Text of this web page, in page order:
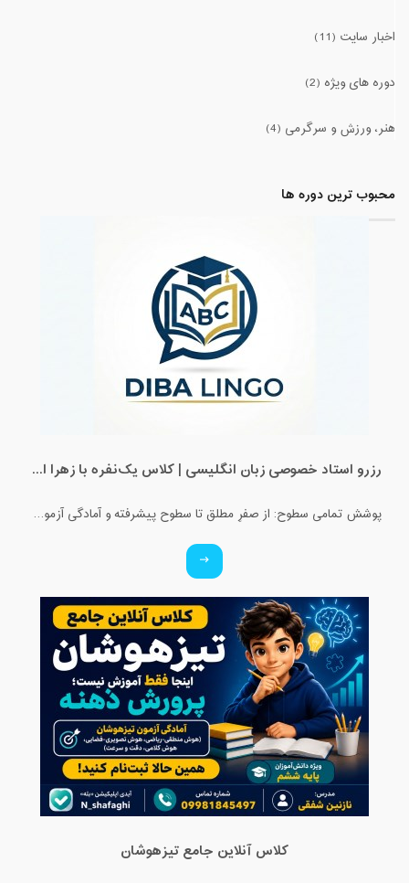
اخبار سایت (11)
دوره های ویژه (2)
هنر، ورزش و سرگرمی (4)
محبوب ترین دوره ها
رزرو استاد خصوصی زبان انگلیسی | کلاس یک‌نفره با زهرا اسفندیاری + مشاوره رایگان
پوشش تمامی سطوح: از صفرِ مطلق تا سطوح پیشرفته و آمادگی آزمون‌ها. ✅ ویژه تمامی پایه‌ها: کلاس‌های اختصاصی برای کودکان، نوجوانان و بزرگسالان. ✅ بستر آموزشی حرفه‌ای: برگزاری کلاس‌ها در محیط تعاملی اسکای‌روم (Skyroom) و بیگ‌بلو‌باتن (BBB) (بدون نیاز به نصب برنامه و با محیطی کاملاً فارسی و ساده). ✅ تضمین کیفیت: مدرس دوره، کارشناس آموزش زبان انگلیسی و متخصص متدهای نوین تدریس. ✅ قیمت استثنایی: هدف ما عدالت آموزشیه، پس با کمترین هزینه، بهترین کیفیت رو تجربه کنید!
کلاس آنلاین جامع تیزهوشان